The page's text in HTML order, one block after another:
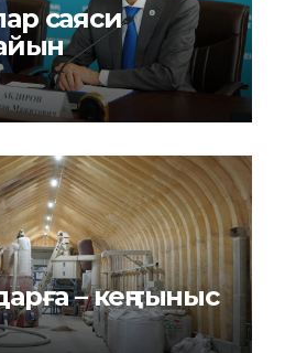
саяси
Кәсіпорындарға – кең тыныс